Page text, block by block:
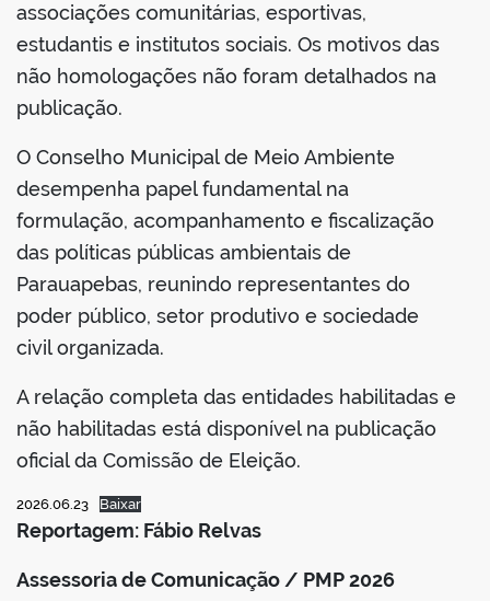
associações comunitárias, esportivas,
estudantis e institutos sociais. Os motivos das
não homologações não foram detalhados na
publicação.
O Conselho Municipal de Meio Ambiente
desempenha papel fundamental na
formulação, acompanhamento e fiscalização
das políticas públicas ambientais de
Parauapebas, reunindo representantes do
poder público, setor produtivo e sociedade
civil organizada.
A relação completa das entidades habilitadas e
não habilitadas está disponível na publicação
oficial da Comissão de Eleição.
2026.06.23 Baixar
Reportagem: Fábio Relvas
Assessoria de Comunicação / PMP 2026